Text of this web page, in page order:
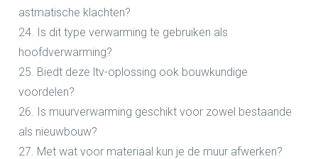
astmatische klachten?
24. Is dit type verwarming te gebruiken als
hoofdverwarming?
25. Biedt deze ltv-oplossing ook bouwkundige
voordelen?
26. Is muurverwarming geschikt voor zowel bestaande
als nieuwbouw?
27. Met wat voor materiaal kun je de muur afwerken?